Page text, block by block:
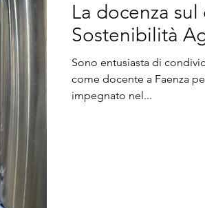
La docenza
Sostenibilità
Sono entusiasta di
come docente a Faenza
impegnato nel...